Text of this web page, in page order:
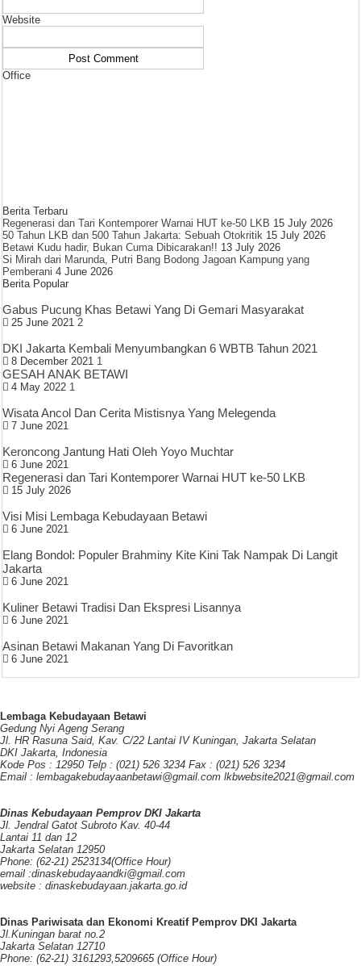
Website
Office
Berita Terbaru
Regenerasi dan Tari Kontemporer Warnai HUT ke-50 LKB 15 July 2026
50 Tahun LKB dan 500 Tahun Jakarta: Sebuah Otokritik 15 July 2026
Betawi Kudu hadir, Bukan Cuma Dibicarakan!! 13 July 2026
Si Mirah dari Marunda, Putri Bang Bodong Jagoan Kampung yang
Pemberani 4 June 2026
Berita Popular
Gabus Pucung Khas Betawi Yang Di Gemari Masyarakat
25 June 2021 2
DKI Jakarta Kembali Menyumbangkan 6 WBTB Tahun 2021
8 December 2021 1
GESAH ANAK BETAWI
4 May 2022 1
Wisata Ancol Dan Cerita Mistisnya Yang Melegenda
7 June 2021
Keroncong Jantung Hati Oleh Yoyo Muchtar
6 June 2021
Regenerasi dan Tari Kontemporer Warnai HUT ke-50 LKB
15 July 2026
Visi Misi Lembaga Kebudayaan Betawi
6 June 2021
Elang Bondol: Populer Brahminy Kite Kini Tak Nampak Di Langit
Jakarta
6 June 2021
Kuliner Betawi Tradisi Dan Ekspresi Lisannya
6 June 2021
Asinan Betawi Makanan Yang Di Favoritkan
6 June 2021
Lembaga Kebudayaan Betawi
Gedung Nyi Ageng Serang
Jl. HR Rasuna Said, Kav. C/22 Lantai IV Kuningan, Jakarta Selatan
DKI Jakarta, Indonesia
Kode Pos : 12950 Telp : (021) 526 3234 Fax : (021) 526 3234
Email : lembagakebudayaanbetawi@gmail.com lkbwebsite2021@gmail.com
Dinas Kebudayaan Pemprov DKI Jakarta
Jl. Jendral Gatot Subroto Kav. 40-44
Lantai 11 dan 12
Jakarta Selatan 12950
Phone: (62-21) 2523134(Office Hour)
email :dinaskebudayaandki@gmail.com
website : dinaskebudayaan.jakarta.go.id
Dinas Pariwisata dan Ekonomi Kreatif Pemprov DKI Jakarta
Jl.Kuningan barat no.2
Jakarta Selatan 12710
Phone: (62-21) 3161293,5209665 (Office Hour)